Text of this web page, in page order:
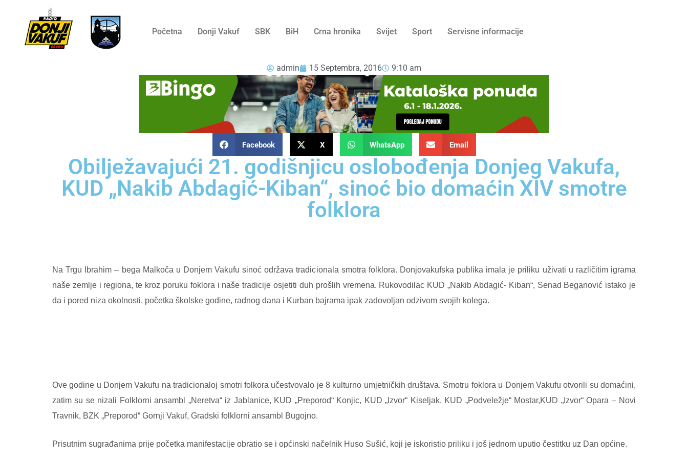
Početna Donji Vakuf SBK BiH Crna hronika Svijet Sport Servisne informacije
admin 15 Septembra, 2016 9:10 am
Facebook X WhatsApp Email
Obilježavajući 21. godišnjicu oslobođenja Donjeg Vakufa,
KUD „Nakib Abdagić-Kiban“, sinoć bio domaćin XIV smotre
folklora
Na Trgu Ibrahim – bega Malkoča u Donjem Vakufu sinoć održava tradicionala smotra folklora. Donjovakufska publika imala je priliku uživati u različitim igrama
naše zemlje i regiona, te kroz poruku foklora i naše tradicije osjetiti duh prošlih vremena. Rukovodilac KUD „Nakib Abdagić- Kiban“, Senad Beganović istako je
da i pored niza okolnosti, početka školske godine, radnog dana i Kurban bajrama ipak zadovoljan odzivom svojih kolega.
Ove godine u Donjem Vakufu na tradicionaloj smotri folkora učestvovalo je 8 kulturno umjetničkih društava. Smotru foklora u Donjem Vakufu otvorili su domaćini,
zatim su se nizali Folklorni ansambl „Neretva“ iz Jablanice, KUD „Preporod“ Konjic, KUD „Izvor“ Kiseljak, KUD „Podveležje“ Mostar,KUD „Izvor“ Opara – Novi
Travnik, BZK „Preporod“ Gornji Vakuf, Gradski folklorni ansambl Bugojno.
Prisutnim sugrađanima prije početka manifestacije obratio se i općinski načelnik Huso Sušić, koji je iskoristio priliku i još jednom uputio čestitku uz Dan općine.